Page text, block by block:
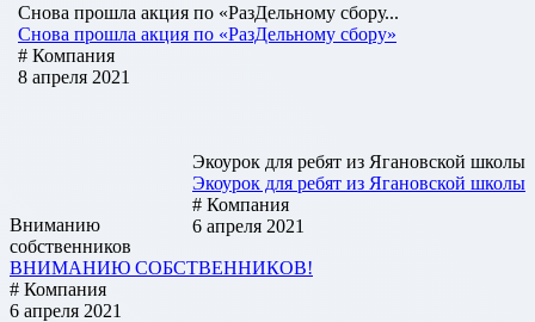
Снова прошла акция по «РазДельному сбору...
Снова прошла акция по «РазДельному сбору»
# Компания
8 апреля 2021
Экоурок для ребят из Ягановской школы
Экоурок для ребят из Ягановской школы
# Компания
6 апреля 2021
Вниманию
собственников
ВНИМАНИЮ СОБСТВЕННИКОВ!
# Компания
6 апреля 2021